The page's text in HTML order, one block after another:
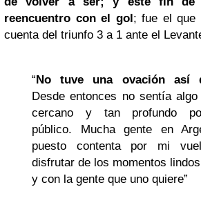
reencuentro con el gol; fue el que
cuenta del triunfo 3 a 1 ante el
“No tuve una ovación así
Desde entonces no sentía
cercano y tan profundo
público. Mucha gente en
puesto contenta por mi
disfrutar de los momentos
y con la gente que uno quiere”